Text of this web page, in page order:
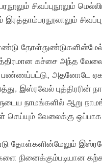
சிவப்புநூலும்
கச்சை அந்த
பண்ணப்பட்டு, அதனோடே
இஸ்ரவேல் புத்திரரின்
நாமங்களில் ஆறு
செய்யும் வேலைக்கு
நினைக்கும்படியான